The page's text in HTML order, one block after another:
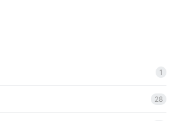
1
28